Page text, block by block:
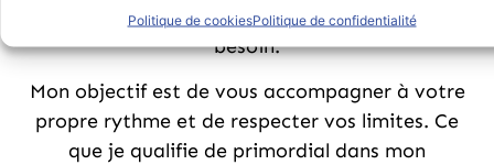
Politique de cookiesPolitique de confidentialité
psychothérapeutiques en fonction de votre
besoin.
Mon objectif est de vous accompagner à votre
propre rythme et de respecter vos limites. Ce
que je qualifie de primordial dans mon